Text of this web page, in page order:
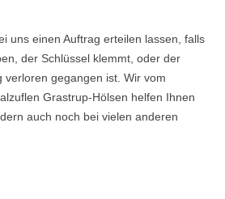
uns einen Auftrag erteilen lassen, falls
der Schlüssel klemmt, oder der
verloren gegangen ist. Wir vom
Grastrup-Hölsen helfen Ihnen
auch noch bei vielen anderen